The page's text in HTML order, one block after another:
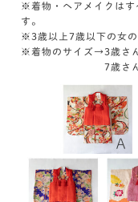
※着物・ヘアメイクは
す。
※3歳以上7歳以下の女
※着物のサイズ→3歳さ
7歳さん用お着